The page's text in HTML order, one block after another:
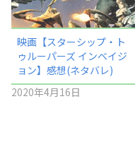
映画【スターシップ・ト
ゥルーパーズ インベイジ
ョン】感想(ネタバレ)
2020年4月16日